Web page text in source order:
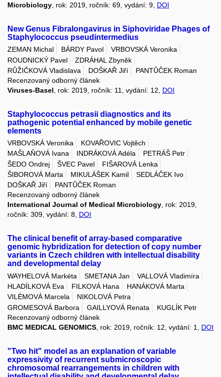
Microbiology , rok: 2019, ročník: 69, vydání: 9, DOI
New Genus Fibralongavirus in Siphoviridae Phages of
Staphylococcus pseudintermedius
ZEMAN Michal BÁRDY Pavol
VRBOVSKÁ Veronika
ROUDNICKÝ Pavel
ZDRÁHAL Zbyněk
RŮŽIČKOVÁ Vladislava
DOŠKAŘ Jiří
PANTŮČEK Roman
Recenzovaný odborný článek
Viruses-Basel , rok: 2019, ročník: 11, vydání: 12, DOI
Staphylococcus petrasii diagnostics and its
pathogenic potential enhanced by mobile genetic
elements
VRBOVSKÁ Veronika
KOVAŘOVIC Vojtěch
MAŠLAŇOVÁ Ivana
INDRÁKOVÁ Adéla
PETRÁŠ Petr
ŠEDO Ondrej
ŠVEC Pavel
FIŠAROVÁ Lenka
ŠIBOROVÁ Marta
MIKULÁŠEK Kamil
SEDLÁČEK Ivo
DOŠKAŘ Jiří
PANTŮČEK Roman
Recenzovaný odborný článek
International Journal of Medical Microbiology, rok: 2019,
ročník: 309, vydání: 8, DOI
The clinical benefit of array-based comparative
genomic hybridization for detection of copy number
variants in Czech children with intellectual disability
and developmental delay
WAYHELOVÁ Markéta SMETANA Jan
VALLOVÁ Vladimíra
HLADÍLKOVÁ Eva
FILKOVÁ Hana
HANÁKOVÁ Marta
VILÉMOVÁ Marcela
NIKOLOVÁ Petra
GROMESOVÁ Barbora
GAILLYOVÁ Renata
KUGLÍK Petr
Recenzovaný odborný článek
BMC MEDICAL GENOMICS , rok: 2019, ročník: 12, vydání: 1, DOI
"Two hit" model as an explanation of variable
expressivity of recurrent submicroscopic
chromosomal rearrangements in children with